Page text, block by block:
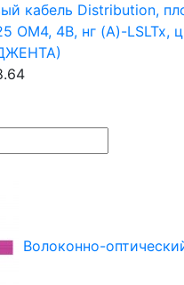
кабель Distribution,
OM4, 4В, нг (A)-LSLTx,
Волоконно-